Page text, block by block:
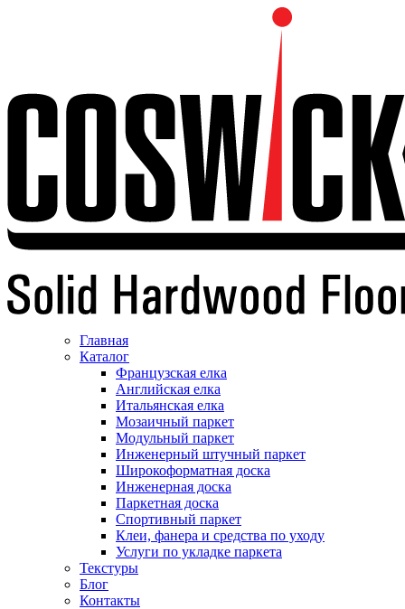
Главная
Каталог
Французская елка
Английская елка
Итальянская елка
Мозаичный паркет
Модульный паркет
Инженерный штучный паркет
Широкоформатная доска
Инженерная доска
Паркетная доска
Спортивный паркет
Клеи, фанера и средства по уходу
Услуги по укладке паркета
Текстуры
Блог
Контакты